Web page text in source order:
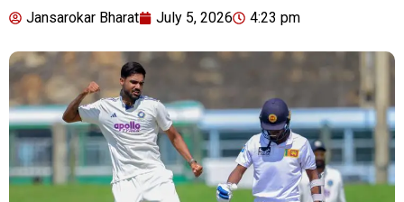
Jansarokar Bharat July 5, 2026 4:23 pm